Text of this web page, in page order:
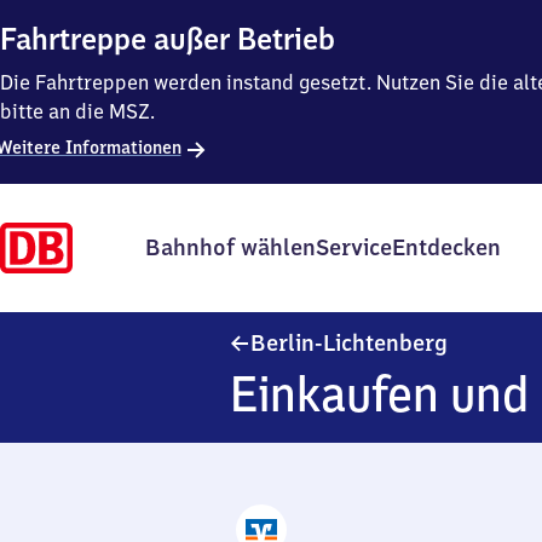
Fahrtreppe außer Betrieb
Die Fahrtreppen werden instand gesetzt. Nutzen Sie die
bitte an die MSZ.
Informationen
Bahnhof wählenServiceEntdecken
Berlin-Lichtenberg
Einkaufen und